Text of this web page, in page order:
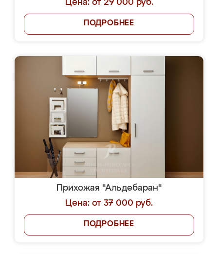
Цена: от 29 000 руб.
ПОДРОБНЕЕ
Прихожая "Альдебаран"
Цена: от 37 000 руб.
ПОДРОБНЕЕ